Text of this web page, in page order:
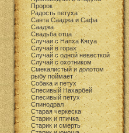
Пророк
Радость петуха
Санта Сааджа и Сафа
Сааджа
Свадьба отца
Случаи с Напха Кягуа
Случай в горах
Случай с одной невесткой
Случай с охотником
Смекалистый и долотом
рыбу поймает
Собака и петух
Спесивый Нахарбей
Спесивый петух
Спинодрал
Старая черкеска
Старик и птичка
Старик и смерть